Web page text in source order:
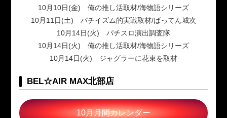
10月10日(金) 俺の推し活取材/海物語シリーズ
10月11日(土) パチイズム的実戦取材/ばってん城次
10月14日(火) パチスロ演出調査隊
10月14日(火) 俺の推し活取材/海物語シリーズ
10月14日(火) ジャグラーに花束を取材
BEL☆AIR MAX北部店
10月月間カレンダー